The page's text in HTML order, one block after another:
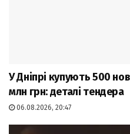
У Дніпрі купують 500
млн грн: деталі тендера
06.08.2026, 20:47